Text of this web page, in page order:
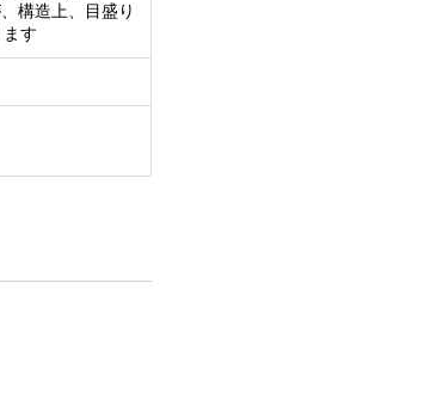
構造上、目盛り
す